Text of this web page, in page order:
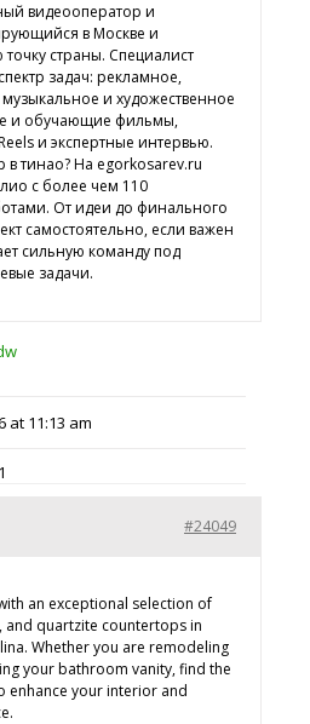
видеооператор и
в Москве и
страны. Специалист
задач: рекламное,
и художественное
и обучающие фильмы,
и экспертные интервью.
в тинао? На egorkosarev.ru
с более чем 110
От идеи до финального
самостоятельно, если важен
сильную команду под
задачи.
at 11:13 am
#24049
an exceptional selection of
and quartzite countertops in
Whether you are remodeling
your bathroom vanity, find the
enhance your interior and